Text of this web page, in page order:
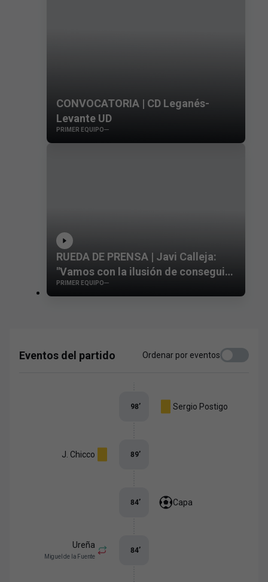
CONVOCATORIA | CD Leganés-
Levante UD
PRIMER EQUIPO
RUEDA DE PRENSA | Javi Calleja:
"Vamos con la ilusión de conseguir
los tres puntos siendo conscientes
PRIMER EQUIPO
Eventos del partido Ordenar por eventos
Sergio Postigo
98’
J. Chicco 89’
Capa
84’
Ureña
Miguel de la Fuente
84’